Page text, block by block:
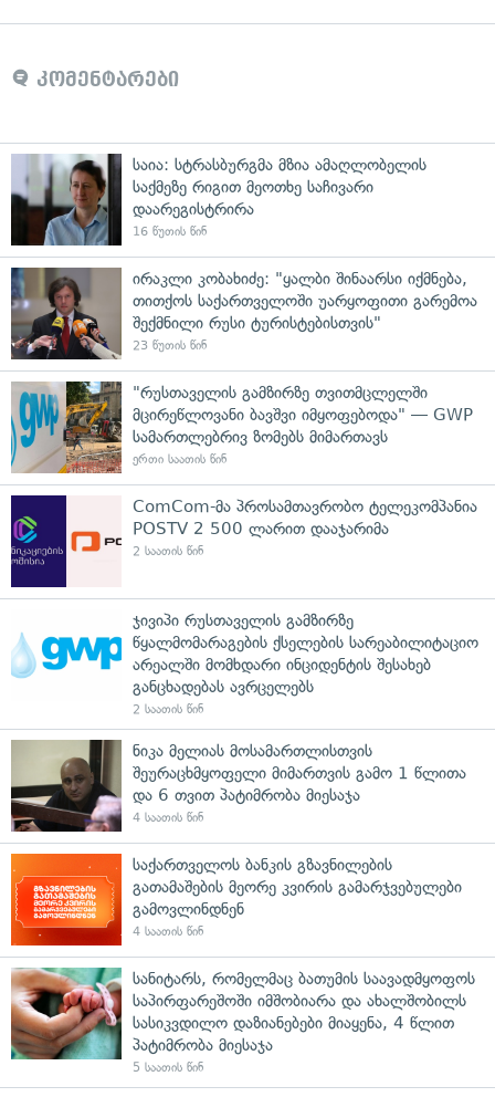
კომენტარები
საია: სტრასბურგმა მზია ამაღლობელის
საქმეზე რიგით მეოთხე საჩივარი
დაარეგისტრირა
16 წუთის წინ
ირაკლი კობახიძე: "ყალბი შინაარსი იქმნება,
თითქოს საქართველოში უარყოფითი გარემოა
შექმნილი რუსი ტურისტებისთვის"
23 წუთის წინ
"რუსთაველის გამზირზე თვითმცლელში
მცირეწლოვანი ბავშვი იმყოფებოდა" — GWP
სამართლებრივ ზომებს მიმართავს
ერთი საათის წინ
ComCom-მა პროსამთავრობო ტელეკომპანია
POSTV 2 500 ლარით დააჯარიმა
2 საათის წინ
ჯივიპი რუსთაველის გამზირზე
წყალმომარაგების ქსელების სარეაბილიტაციო
არეალში მომხდარი ინციდენტის შესახებ
განცხადებას ავრცელებს
2 საათის წინ
ნიკა მელიას მოსამართლისთვის
შეურაცხმყოფელი მიმართვის გამო 1 წლითა
და 6 თვით პატიმრობა მიესაჯა
4 საათის წინ
საქართველოს ბანკის გზავნილების
გათამაშების მეორე კვირის გამარჯვებულები
გამოვლინდნენ
4 საათის წინ
სანიტარს, რომელმაც ბათუმის საავადმყოფოს
საპირფარეშოში იმშობიარა და ახალშობილს
სასიკვდილო დაზიანებები მიაყენა, 4 წლით
პატიმრობა მიესაჯა
5 საათის წინ